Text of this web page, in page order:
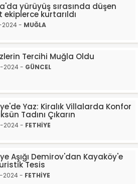
yürüyüş sırasında düşen
kurtarıldı
- MUĞLA
Tercihi Muğla Oldu
2024 - GÜNCEL
Yaz: Kiralık Villalarda Konfor
Tadını Çıkarın
2024 - FETHİYE
Aşığı Demirov'dan Kayaköy'e
Tesis
2024 - FETHİYE